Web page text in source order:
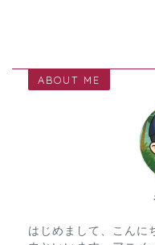
ABOUT ME
はじめまして、こんに